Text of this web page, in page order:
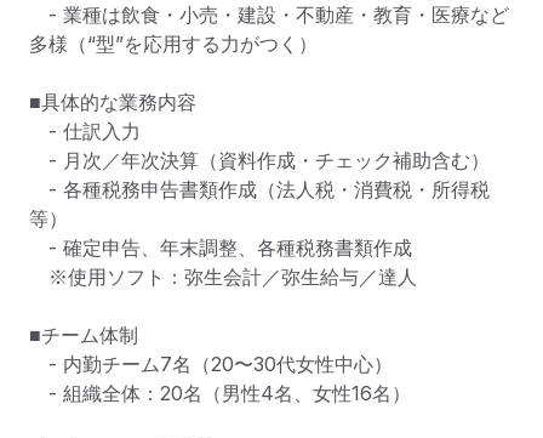
- 業種は飲食・小売・建設・不動産・教育・医療など
多様（“型”を応用する力がつく）
■具体的な業務内容
- 仕訳入力
- 月次／年次決算（資料作成・チェック補助含む）
- 各種税務申告書類作成（法人税・消費税・所得税
等）
- 確定申告、年末調整、各種税務書類作成
※使用ソフト：弥生会計／弥生給与／達人
■チーム体制
- 内勤チーム7名（20〜30代女性中心）
- 組織全体：20名（男性4名、女性16名）